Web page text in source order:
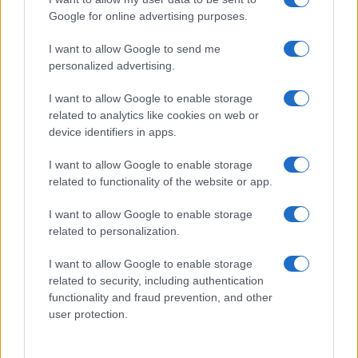
Google for online advertising purposes.
I want to allow Google to send me
personalized advertising.
I want to allow Google to enable storage
related to analytics like cookies on web or
device identifiers in apps.
I want to allow Google to enable storage
related to functionality of the website or app.
I want to allow Google to enable storage
related to personalization.
I want to allow Google to enable storage
related to security, including authentication
functionality and fraud prevention, and other
user protection.
“Tassare le case sfitte”. Arriva
l’imposta comunista
diGiorgio Spaziani Testa
20 Luglio 2026, 8:25